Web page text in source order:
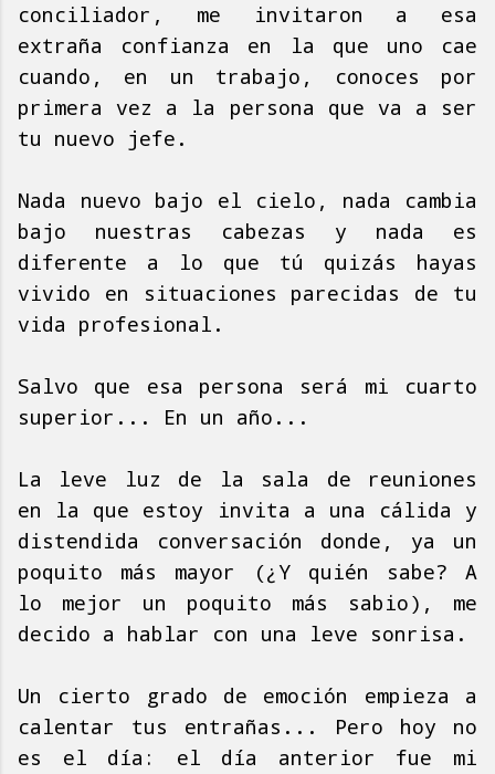
conciliador, me invitaron a esa
extraña confianza en la que uno cae
cuando, en un trabajo, conoces por
primera vez a la persona que va a ser
tu nuevo jefe.
Nada nuevo bajo el cielo, nada cambia
bajo nuestras cabezas y nada es
diferente a lo que tú quizás hayas
vivido en situaciones parecidas de tu
vida profesional.
Salvo que esa persona será mi cuarto
superior... En un año...
La leve luz de la sala de reuniones
en la que estoy invita a una cálida y
distendida conversación donde, ya un
poquito más mayor (¿Y quién sabe? A
lo mejor un poquito más sabio), me
decido a hablar con una leve sonrisa.
Un cierto grado de emoción empieza a
calentar tus entrañas... Pero hoy no
es el día: el día anterior fue mi